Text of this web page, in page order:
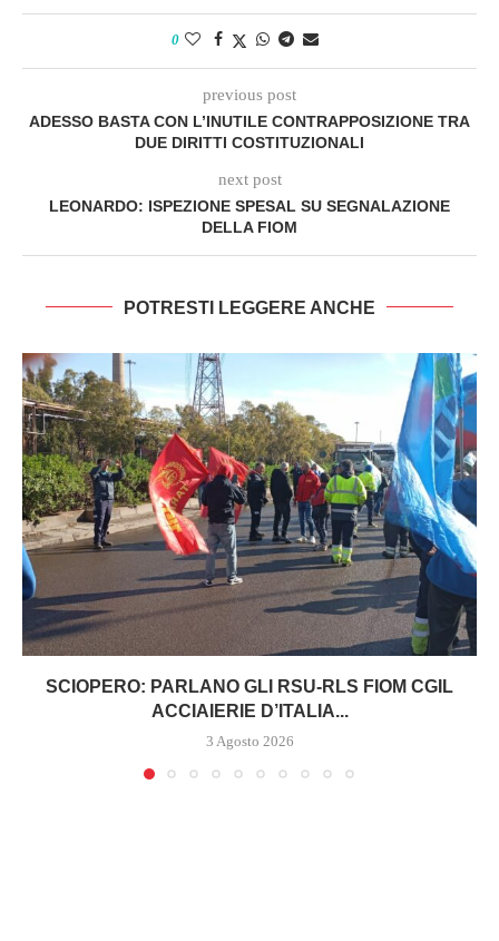
0
previous post
ADESSO BASTA CON L’INUTILE CONTRAPPOSIZIONE TRA
DUE DIRITTI COSTITUZIONALI
next post
LEONARDO: ISPEZIONE SPESAL SU SEGNALAZIONE
DELLA FIOM
POTRESTI LEGGERE ANCHE
SCIOPERO: PARLANO GLI RSU-RLS FIOM CGIL
ACCIAIERIE D’ITALIA...
3 Agosto 2026